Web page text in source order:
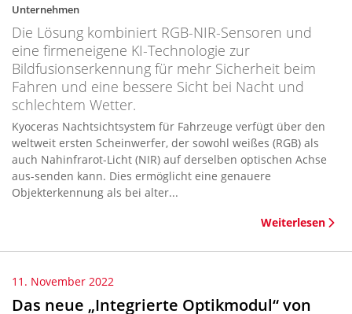
Unternehmen
Die Lösung kombiniert RGB-NIR-Sensoren und
eine firmeneigene KI-Technologie zur
Bildfusionserkennung für mehr Sicherheit beim
Fahren und eine bessere Sicht bei Nacht und
schlechtem Wetter.
Kyoceras Nachtsichtsystem für Fahrzeuge verfügt über den
weltweit ersten Scheinwerfer, der sowohl weißes (RGB) als
auch Nahinfrarot-Licht (NIR) auf derselben optischen Achse
aus-senden kann. Dies ermöglicht eine genauere
Objekterkennung als bei alter...
Weiterlesen
11. November 2022
Das neue „Integrierte Optikmodul“ von